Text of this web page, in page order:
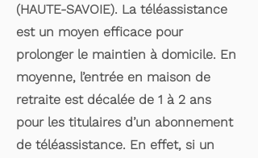
(HAUTE-SAVOIE). La téléassistance
est un moyen efficace pour
prolonger le maintien à domicile. En
moyenne, l’entrée en maison de
retraite est décalée de 1 à 2 ans
pour les titulaires d’un abonnement
de téléassistance. En effet, si un